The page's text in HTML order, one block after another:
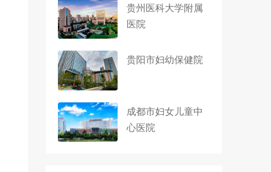
贵州医科大学附属
医院
贵阳市妇幼保健院
成都市妇女儿童中
心医院